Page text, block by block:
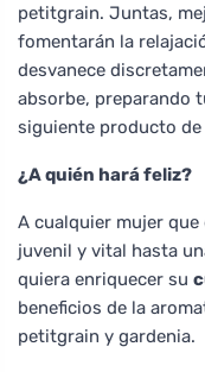
petitgrain. Juntas,
fomentarán la
desvanece
absorbe, preparando
siguiente producto
¿A quién hará feliz?
A cualquier mujer
juvenil y vital hasta
quiera enriquecer su
beneficios de la
petitgrain y gardenia.